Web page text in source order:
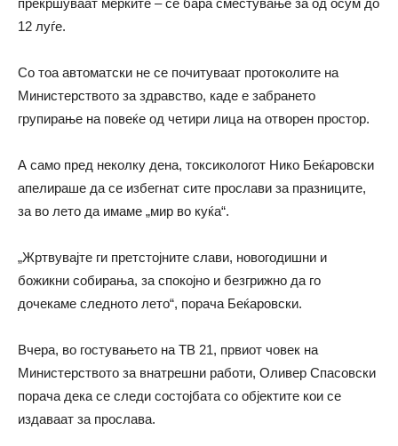
прекршуваат мерките – се бара сместување за од осум до
12 луѓе.
Со тоа автоматски не се почитуваат протоколите на
Министерството за здравство, каде е забрането
групирање на повеќе од четири лица на отворен простор.
А само пред неколку дена, токсикологот Нико Беќаровски
апелираше да се избегнат сите прослави за празниците,
за во лето да имаме „мир во куќа“.
„Жртвувајте ги претстојните слави, новогодишни и
божикни собирања, за спокојно и безгрижно да го
дочекаме следното лето“, порача Беќаровски.
Вчера, во гостувањето на ТВ 21, првиот човек на
Министерството за внатрешни работи, Оливер Спасовски
порача дека се следи состојбата со објектите кои се
издаваат за прослава.